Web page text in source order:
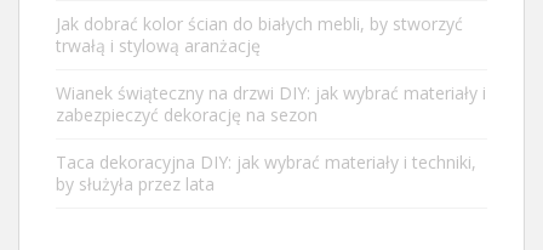
Jak dobrać kolor ścian do białych mebli, by stworzyć
trwałą i stylową aranżację
Wianek świąteczny na drzwi DIY: jak wybrać materiały i
zabezpieczyć dekorację na sezon
Taca dekoracyjna DIY: jak wybrać materiały i techniki,
by służyła przez lata